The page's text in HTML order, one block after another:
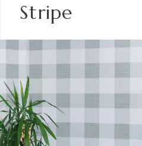
Stripe